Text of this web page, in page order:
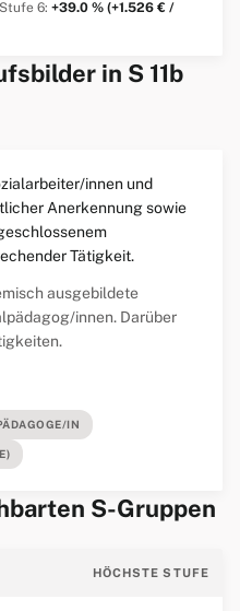
6: +39.0 % (+1.526 € /
in S 11b
innen und
Anerkennung sowie
Tätigkeit.
ausgebildete
innen. Darüber
IN
S-Gruppen
HÖCHSTE STUFE